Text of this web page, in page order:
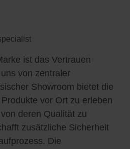
ist das Vertrauen
von zentraler
Showroom bietet die
vor Ort zu erleben
deren Qualität zu
zusätzliche Sicherheit
Die